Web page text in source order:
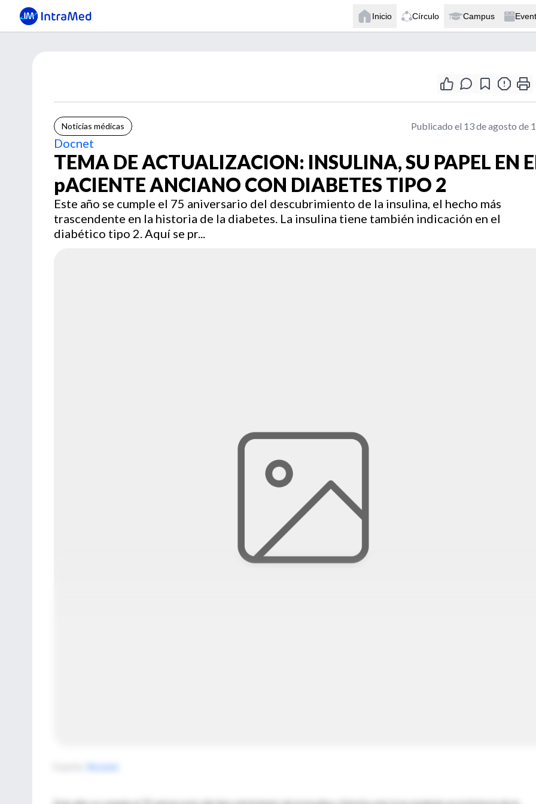
Inicio Círculo Campus
Noticias médicas Publicado el 13 de agosto de
Docnet
TEMA DE ACTUALIZACION: INSULINA, SU PAPEL EN
pACIENTE ANCIANO CON DIABETES TIPO 2
Este año se cumple el 75 aniversario del descubrimiento de la insulina, el hecho más
trascendente en la historia de la diabetes. La insulina tiene también indicación en el
diabético tipo 2. Aquí se pr...
Docnet